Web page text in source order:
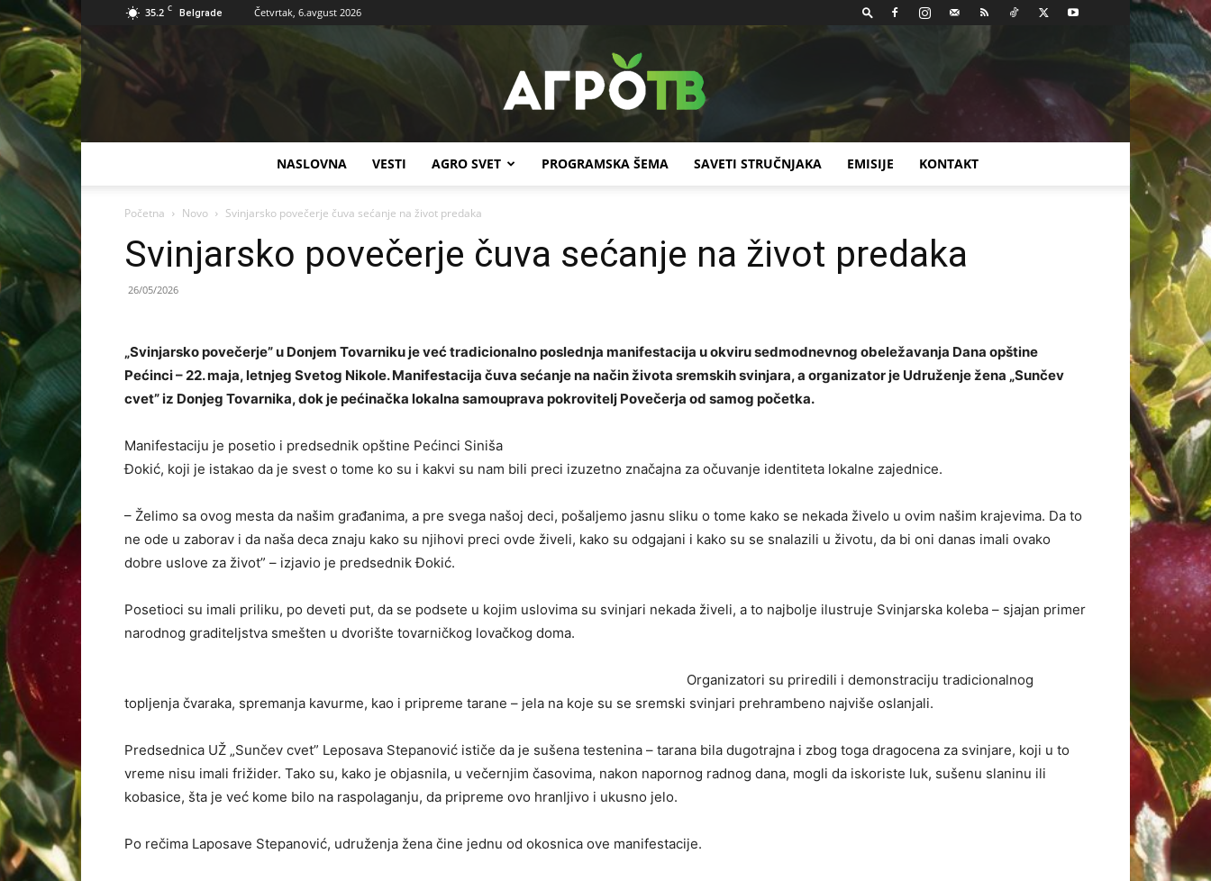
35.2 C Belgrade Četvrtak, 6.avgust 2026
NASLOVNA VESTI AGRO SVET PROGRAMSKA ŠEMA SAVETI STRUČNJAKA EMISIJE KONTAKT
Početna Novo Svinjarsko povečerje čuva sećanje na život predaka
Svinjarsko povečerje čuva sećanje na život predaka
26/05/2026
„Svinjarsko povečerje” u Donjem Tovarniku je već tradicionalno poslednja manifestacija u okviru sedmodnevnog obeležavanja Dana opštine
Pećinci – 22. maja, letnjeg Svetog Nikole. Manifestacija čuva sećanje na način života sremskih svinjara, a organizator je Udruženje žena „Sunčev
cvet” iz Donjeg Tovarnika, dok je pećinačka lokalna samouprava pokrovitelj Povečerja od samog početka.
Manifestaciju je posetio i predsednik opštine Pećinci Siniša
Đokić, koji je istakao da je svest o tome ko su i kakvi su nam bili preci izuzetno značajna za očuvanje identiteta lokalne zajednice.
– Želimo sa ovog mesta da našim građanima, a pre svega našoj deci, pošaljemo jasnu sliku o tome kako se nekada živelo u ovim našim krajevima. Da to
ne ode u zaborav i da naša deca znaju kako su njihovi preci ovde živeli, kako su odgajani i kako su se snalazili u životu, da bi oni danas imali ovako
dobre uslove za život” – izjavio je predsednik Đokić.
Posetioci su imali priliku, po deveti put, da se podsete u kojim uslovima su svinjari nekada živeli, a to najbolje ilustruje Svinjarska koleba – sjajan primer
narodnog graditeljstva smešten u dvorište tovarničkog lovačkog doma.
Organizatori su priredili i demonstraciju tradicionalnog
topljenja čvaraka, spremanja kavurme, kao i pripreme tarane – jela na koje su se sremski svinjari prehrambeno najviše oslanjali.
Predsednica UŽ „Sunčev cvet” Leposava Stepanović ističe da je sušena testenina – tarana bila dugotrajna i zbog toga dragocena za svinjare, koji u to
vreme nisu imali frižider. Tako su, kako je objasnila, u večernjim časovima, nakon napornog radnog dana, mogli da iskoriste luk, sušenu slaninu ili
kobasice, šta je već kome bilo na raspolaganju, da pripreme ovo hranljivo i ukusno jelo.
Po rečima Laposave Stepanović, udruženja žena čine jednu od okosnica ove manifestacije.